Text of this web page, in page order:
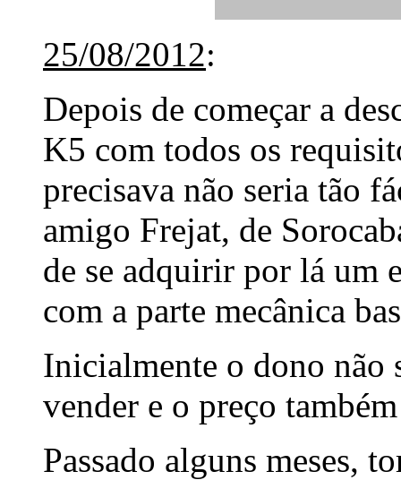
25/08/2012:
Depois de começar a
K5 com todos os
precisava não seria tão
amigo Frejat, de
de se adquirir por lá um
com a parte mecânica
Inicialmente o dono não
vender e o preço
Passado alguns meses,